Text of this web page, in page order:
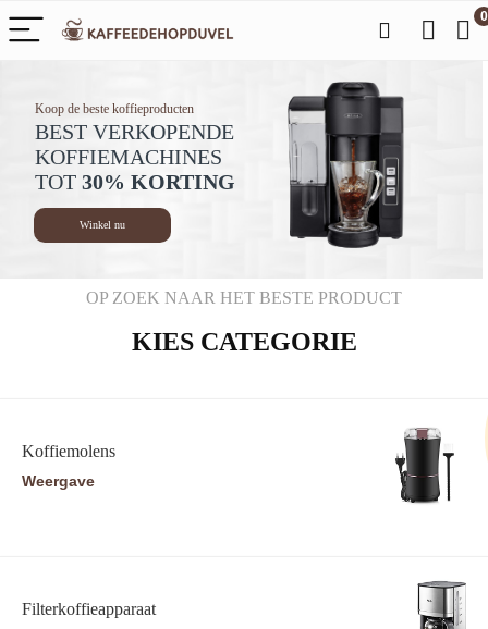
0
BEST VERKOPENDE
KOFFIEMACHINES
TOT 30% KORTING
Koop de beste koffieproducten
Winkel nu
OP ZOEK NAAR HET BESTE PRODUCT
KIES CATEGORIE
Koffiemolens
Weergave
Filterkoffieapparaat